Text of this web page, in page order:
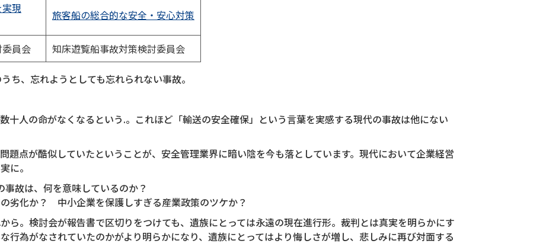
現
旅客船の総合的な安全・安心対策
員会 知床遊覧船事故対策検討委員会
ち、忘れようとしても忘れられない事故。
十人の命がなくなるという.。これほど「輸送の安全確保」という言葉を実感する現代の事故は他にない
題点が酷似していたということが、安全管理業界に暗い陰を今も落としています。現代において企業経営
に。
事故は、何を意味しているのか？
劣化か？ 中小企業を保護しすぎる産業政策のツケか？
ら。検討会が報告書で区切りをつけても、遺族にとっては永遠の現在進行形。裁判とは真実を明らかにす
行為がなされていたのかがより明らかになり、遺族にとってはより悔しさが増し、悲しみに再び対面する